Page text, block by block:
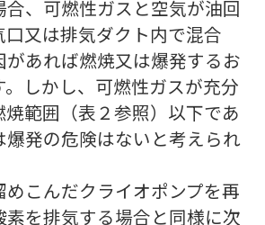
、可燃性ガスと空気が油回
又は排気ダクト内で混合
があれば燃焼又は爆発するお
しかし、可燃性ガスが充分
範囲（表２参照）以下であ
爆発の危険はないと考えられ
こんだクライオポンプを再
素を排気する場合と同様に次